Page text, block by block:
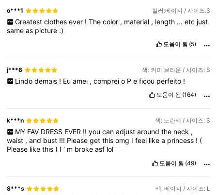
o***1 컬러:베이지 / 사이즈:S
Greatest clothes ever ! The color , material , length ... etc just
sameas picture :)
도움이 됨 (5)
j***6 색: 커피 브라운 / 사이즈: S
Lindo demais ! Eu amei , comprei o P e ficou perfeito !
도움이 됨 (164)
k***n 색: 노란색 / 사이즈: S
MY FAV DRESS EVER !! you can adjust around the neck ,
waist ,and bust !!! Pleasegetthisomg Ifeel likea princess ! (
Please likethis) I’ m brokeasf lol
도움이 됨 (49)
S***s 색: 베이지 / 사이즈: L